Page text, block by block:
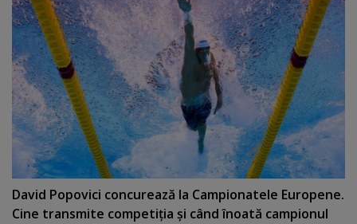
David Popovici concurează la Campionatele Europene.
Cine transmite competiţia şi când înoată campionul